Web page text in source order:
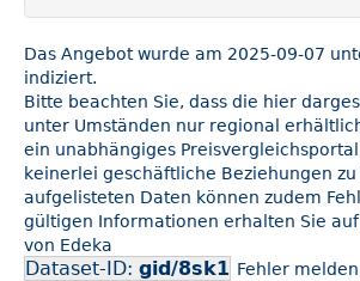
Das Angebot wurde am 2025-09-07
indiziert.
Bitte beachten Sie, dass die hier
unter Umständen nur regional
ein unabhängiges
keinerlei geschäftliche Beziehungen
aufgelisteten Daten können zudem
gültigen Informationen erhalten Sie
von Edeka
Dataset-ID: gid/8sk1 Fehler